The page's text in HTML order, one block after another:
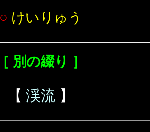
○ けいりゅう
［ 別の綴り ］
【 渓流 】